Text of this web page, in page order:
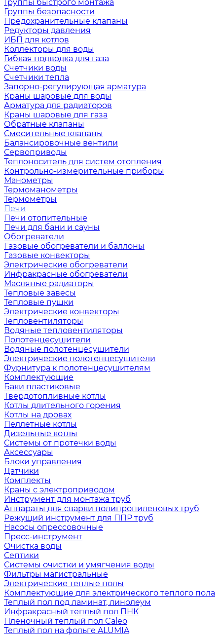
Группы быстрого монтажа
Группы безопасности
Предохранительные клапаны
Редукторы давления
ИБП для котлов
Коллекторы для воды
Гибкая подводка для газа
Счетчики воды
Счетчики тепла
Запорно-регулирующая арматура
Краны шаровые для воды
Арматура для радиаторов
Краны шаровые для газа
Обратные клапаны
Смесительные клапаны
Балансировочные вентили
Сервоприводы
Теплоноситель для систем отопления
Контрольно-измерительные приборы
Манометры
Термоманометры
Термометры
Печи
Печи отопительные
Печи для бани и сауны
Обогреватели
Газовые обогреватели и баллоны
Газовые конвекторы
Электрические обогреватели
Инфракрасные обогреватели
Масляные радиаторы
Тепловые завесы
Тепловые пушки
Электрические конвекторы
Тепловентиляторы
Водяные тепловентиляторы
Полотенцесушители
Водяные полотенцесушители
Электрические полотенцесушители
Фурнитура к полотенцесушителям
Комплектующие
Баки пластиковые
Твердотопливные котлы
Котлы длительного горения
Котлы на дровах
Пеллетные котлы
Дизельные котлы
Системы от протечки воды
Аксессуары
Блоки управления
Датчики
Комплекты
Краны с электроприводом
Инструмент для монтажа труб
Аппараты для сварки полипропиленовых труб
Режущий инструмент для ППР труб
Насосы опрессовочные
Пресс-инструмент
Очистка воды
Септики
Системы очистки и умягчения воды
Фильтры магистральные
Электрические теплые полы
Комплектующие для электрического теплого пола
Теплый пол под ламинат, линолеум
Инфракрасный теплый пол ПНК
Пленочный теплый пол Caleo
Теплый пол на фольге ALUMIA